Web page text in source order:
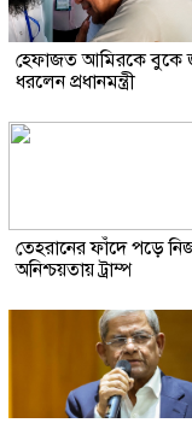
হেফাজত আমিরকে বুকে
ধরলেন প্রধানমন্ত্রী
তেহরানের ফাঁদে পড়ে
অনিশ্চয়তায় ট্রাম্প